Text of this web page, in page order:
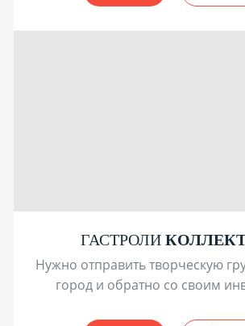
ГАСТРОЛИ
Нужно отправить творческую
город и обратно со своим